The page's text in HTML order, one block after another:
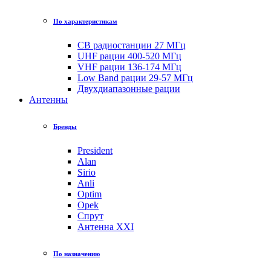
По характеристикам
CB радиостанции 27 МГц
UHF рации 400-520 МГц
VHF рации 136-174 МГц
Low Band рации 29-57 МГц
Двухдиапазонные рации
Антенны
Бренды
President
Alan
Sirio
Anli
Optim
Opek
Спрут
Антенна XXI
По назначению